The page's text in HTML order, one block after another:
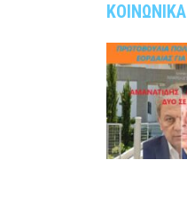
ΚΟΙΝΩΝΙΚΑ